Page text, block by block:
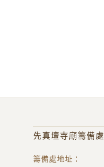
先真壇寺廟籌備處
籌備處地址 ：